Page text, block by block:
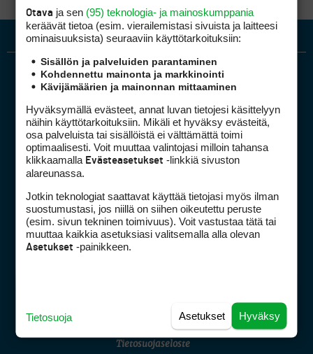
Golfpiste mediakortti
Golfpisteen yhteystiedot
DSA avoimuusraportti
Asiakaspalvelu
(digi) digi@otavamedia.fi
Tietosuojaseloste
Otava ja sen (95) teknologia- ja mainoskumppania
keräävät tietoa (esim. vierailemis­tasi sivuista ja laitteesi
ominaisuuk­sista) seuraaviin käyttötarkoituksiin:
Sisällön ja palveluiden parantaminen
Kohdennettu mainonta ja markkinointi
Kävijämäärien ja mainonnan mittaaminen
Hyväksymällä evästeet, annat luvan tietojesi käsittelyyn
näihin käyttötarkoituksiin. Mikäli et hyväksy evästeitä,
osa palveluista tai sisällöistä ei välttämättä toimi
optimaalisesti. Voit muuttaa valintojasi milloin tahansa
klikkaamalla Evästeasetukset -linkkiä sivuston
alareunassa.
Jotkin teknologiat saattavat käyttää tietojasi myös ilman
suostumustasi, jos niillä on siihen oikeutettu peruste
(esim. sivun tekninen toimivuus). Voit vastustaa tätä tai
muuttaa kaikkia asetuksiasi valitsemalla alla olevan
Asetukset -painikkeen.
Hyväksy
Asetukset
Tietosuoja